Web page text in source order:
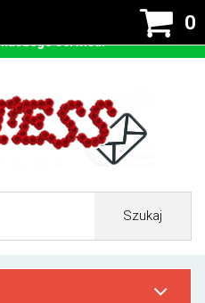
0
Szukaj
- czyli tzw ciastek w celu
przyjmowanie cookies
serwisu.